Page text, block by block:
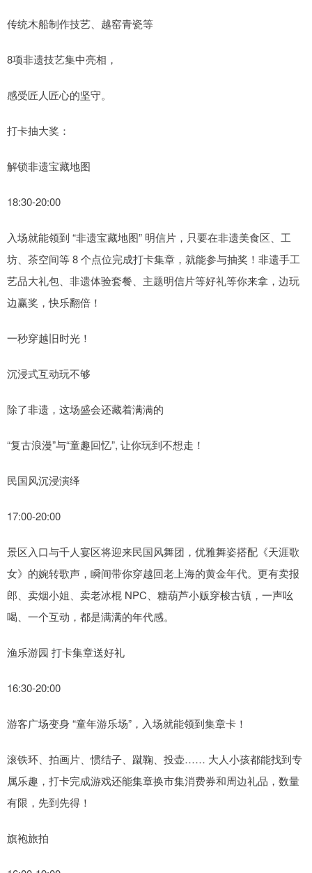
传统木船制作技艺、越窑青瓷等
8项非遗技艺集中亮相，
感受匠人匠心的坚守。
打卡抽大奖：
解锁非遗宝藏地图
18:30-20:00
入场就能领到 “非遗宝藏地图” 明信片，只要在非遗美食区、工
坊、茶空间等 8 个点位完成打卡集章，就能参与抽奖！非遗手工
艺品大礼包、非遗体验套餐、主题明信片等好礼等你来拿，边玩
边赢奖，快乐翻倍！
一秒穿越旧时光！
沉浸式互动玩不够
除了非遗，这场盛会还藏着满满的
“复古浪漫”与“童趣回忆”, 让你玩到不想走！
民国风沉浸演绎
17:00-20:00
景区入口与千人宴区将迎来民国风舞团，优雅舞姿搭配《天涯歌
女》的婉转歌声，瞬间带你穿越回老上海的黄金年代。更有卖报
郎、卖烟小姐、卖老冰棍 NPC、糖葫芦小贩穿梭古镇，一声吆
喝、一个互动，都是满满的年代感。
渔乐游园 打卡集章送好礼
16:30-20:00
游客广场变身 “童年游乐场”，入场就能领到集章卡！
滚铁环、拍画片、惯结子、蹴鞠、投壶…… 大人小孩都能找到专
属乐趣，打卡完成游戏还能集章换市集消费券和周边礼品，数量
有限，先到先得！
旗袍旅拍